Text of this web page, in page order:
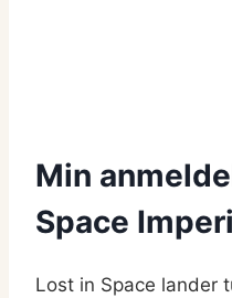
Min
Space
Lost in Space lander